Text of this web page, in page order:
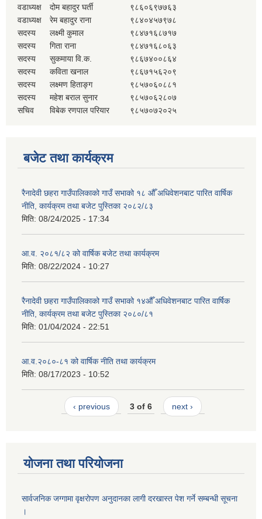
वडाध्यक्ष
दोम बहादुर घर्ती
९८६०६९७७६३
वडाध्यक्ष
रेम बहादुर राना
९८४०४५७९७८
सदस्य
लक्ष्मी कुमाल
९८४७१६८७१७
सदस्य
गिता राना
९८४७१६८०६३
सदस्य
सुकमाया वि.क.
९८६७४००८६४
सदस्य
कविता खनाल
९८६७१५६२०९
सदस्य
लक्ष्मण हिताङ्ग
९८५७०६०८८१
सदस्य
महेश बराल सुनार
९८५७०६२८०७
सचिव
विबेक रणपाल परियार ९८५७०७२०२५
बजेट तथा कार्यक्रम
रैनादेवी छहरा गाउँपालिकाको गाउँ सभाको १८ औँ अधिवेशनबाट पारित वार्षिक
नीति, कार्यक्रम तथा बजेट पुस्तिका २०८२/८३
मिति: 08/24/2025 - 17:34
आ.व. २०८१/८२ को वार्षिक बजेट तथा कार्यक्रम
मिति: 08/22/2024 - 10:27
रैनादेवी छहरा गाउँपालिकाको गाउँ सभाको १४औँ अधिवेशनबाट पारित वार्षिक
नीति, कार्यक्रम तथा बजेट पुस्तिका २०८०/८१
मिति: 01/04/2024 - 22:51
आ.व.२०८०-८१ को वार्षिक नीति तथा कार्यक्रम
मिति: 08/17/2023 - 10:52
‹ previous 3 of 6 next ›
योजना तथा परियोजना
सार्वजनिक जग्गामा वृक्षरोपण अनुदानका लागी दरखास्त पेश गर्ने सम्बन्धी सूचना
।